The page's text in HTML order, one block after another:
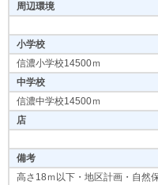
周辺環境
小学校
信濃小学校14500ｍ
中学校
信濃中学校14500ｍ
店
備考
高さ18ｍ以下・地区計画・自然